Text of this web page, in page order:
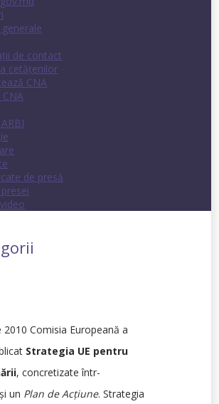
de contact
cetăţenilor
CNA
CNA
de presă
2010 Comisia Europeană a
Strategia UE pentru
, concretizate într-
un Plan de Acţiune. Strategia